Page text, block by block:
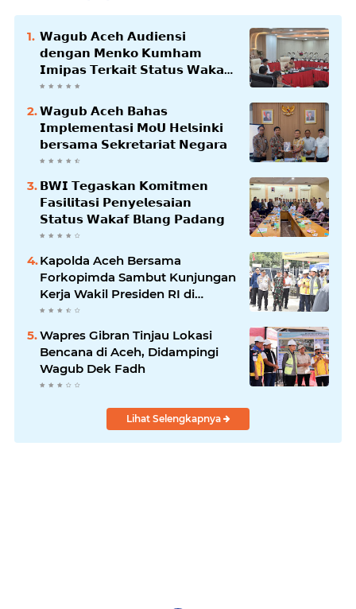
𝗪𝗮𝗴𝘂𝗯 𝗔𝗰𝗲𝗵 𝗔𝘂𝗱𝗶𝗲𝗻𝘀𝗶
𝗱𝗲𝗻𝗴𝗮𝗻 𝗠𝗲𝗻𝗸𝗼 𝗞𝘂𝗺𝗵𝗮𝗺
𝗜𝗺𝗶𝗽𝗮𝘀 𝗧𝗲𝗿𝗸𝗮𝗶𝘁 𝗦𝘁𝗮𝘁𝘂𝘀 𝗪𝗮𝗸𝗮𝗳
𝗕𝗹𝗮𝗻𝗴𝗽𝗮𝗱𝗮𝗻𝗴
𝗪𝗮𝗴𝘂𝗯 𝗔𝗰𝗲𝗵 𝗕𝗮𝗵𝗮𝘀
𝗜𝗺𝗽𝗹𝗲𝗺𝗲𝗻𝘁𝗮𝘀𝗶 𝗠𝗼𝗨 𝗛𝗲𝗹𝘀𝗶𝗻𝗸𝗶
𝗯𝗲𝗿𝘀𝗮𝗺𝗮 𝗦𝗲𝗸𝗿𝗲𝘁𝗮𝗿𝗶𝗮𝘁 𝗡𝗲𝗴𝗮𝗿𝗮
𝗕𝗪𝗜 𝗧𝗲𝗴𝗮𝘀𝗸𝗮𝗻 𝗞𝗼𝗺𝗶𝘁𝗺𝗲𝗻
𝗙𝗮𝘀𝗶𝗹𝗶𝘁𝗮𝘀𝗶 𝗣𝗲𝗻𝘆𝗲𝗹𝗲𝘀𝗮𝗶𝗮𝗻
𝗦𝘁𝗮𝘁𝘂𝘀 𝗪𝗮𝗸𝗮𝗳 𝗕𝗹𝗮𝗻𝗴 𝗣𝗮𝗱𝗮𝗻𝗴
Kapolda Aceh Bersama
Forkopimda Sambut Kunjungan
Kerja Wakil Presiden RI di
Kabupaten Bireuen
Wapres Gibran Tinjau Lokasi
Bencana di Aceh, Didampingi
Wagub Dek Fadh
Lihat Selengkapnya